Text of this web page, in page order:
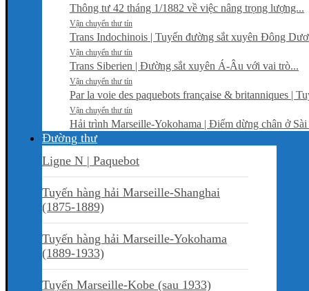
Thông tư 42 tháng 1/1882 về việc nâng trọng lượng...
Vận chuyển thư tín
Trans Indochinois | Tuyến đường sắt xuyên Đông
Vận chuyển thư tín
Trans Siberien | Đường sắt xuyên Á-Âu với vai trò...
Vận chuyển thư tín
Par la voie des paquebots française & britanniques |
Vận chuyển thư tín
Hải trình Marseille-Yokohama | Điểm dừng chân ở Sài
Đường thư
Ligne N | Paquebot
Tuyến hàng hải Marseille-Shanghai
(1875-1889)
Tuyến hàng hải Marseille-Yokohama
(1889-1933)
Tuyến Marseille-Kobe (sau 1933)